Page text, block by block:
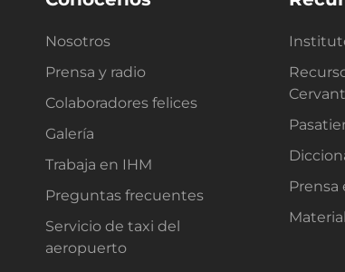
Nosotros
Prensa y radio
Colaboradores felices
Galería
Trabaja en IHM
Preguntas frecuentes
Servicio de taxi del
aeropuerto
Prensa